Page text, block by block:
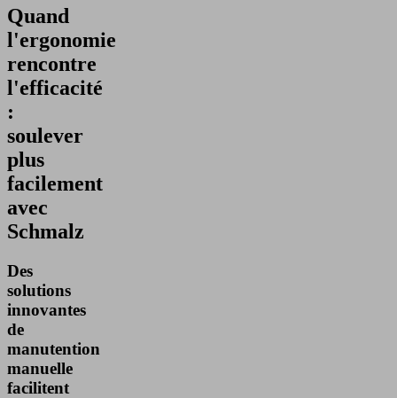
Quand
l'ergonomie
rencontre
l'efficacité
:
soulever
plus
facilement
avec
Schmalz
Des
solutions
innovantes
de
manutention
manuelle
facilitent